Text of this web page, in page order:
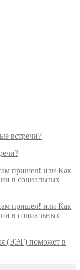
встречи?
пришел! или Как
в социальных
пришел! или Как
в социальных
(ЭЭГ) поможет в